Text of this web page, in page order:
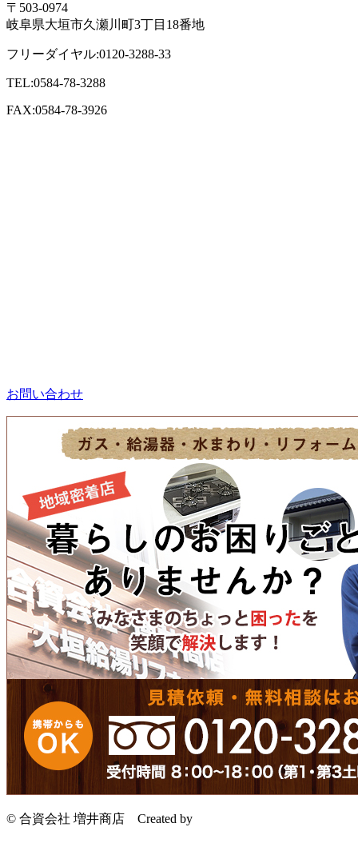
〒503-0974
岐阜県大垣市久瀬川町3丁目18番地
フリーダイヤル:0120-3288-33
TEL:0584-78-3288
FAX:0584-78-3926
お問い合わせ
© 合資会社 増井商店 Created by